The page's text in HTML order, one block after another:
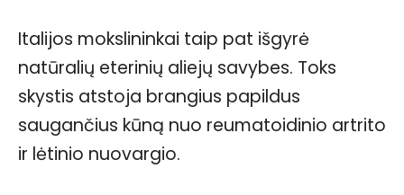
Italijos mokslininkai taip pat išgyrė
natūralių eterinių aliejų savybes. Toks
skystis atstoja brangius papildus
saugančius kūną nuo reumatoidinio artrito
ir lėtinio nuovargio.